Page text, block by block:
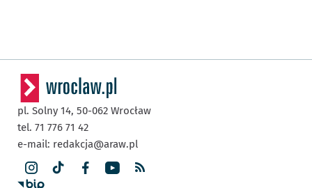
pl. Solny 14, 50-062 Wrocław
tel. 71 776 71 42
e-mail: redakcja@araw.pl